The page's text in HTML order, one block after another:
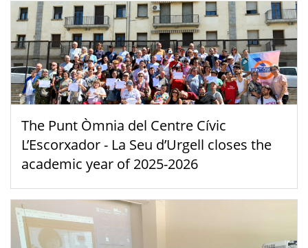
The Punt Òmnia del Centre Cívic
L’Escorxador - La Seu d’Urgell closes the
academic year of 2025-2026